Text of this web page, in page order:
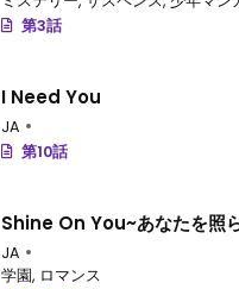
第3話
I Need You
JA
第10話
Shine On You~あなたを照
JA
学園, ロマンス